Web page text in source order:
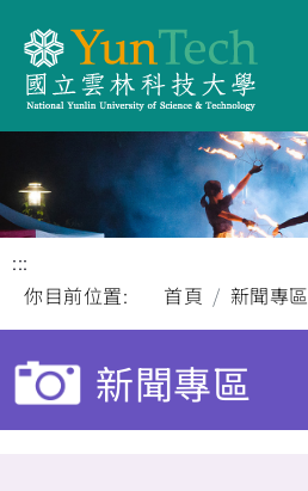
:::
你目前位置:
首頁 新聞專區
新聞專區